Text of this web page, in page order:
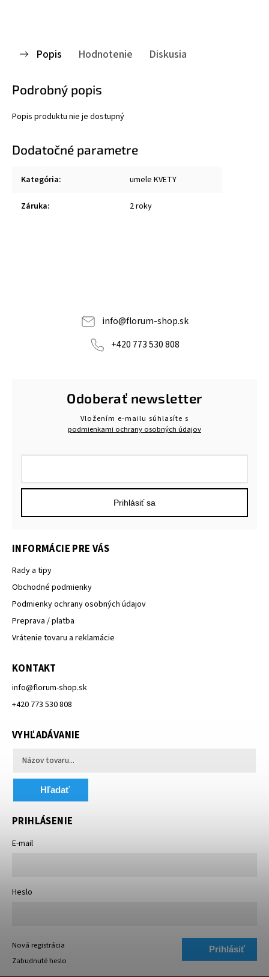
Popis Hodnotenie Diskusia
Podrobný popis
Popis produktu nie je dostupný
Dodatočné parametre
Kategória: umele KVETY
Záruka: 2 roky
info@florum-shop.sk
+420 773 530 808
Odoberať newsletter
Vložením e-mailu súhlasíte s
podmienkami ochrany osobných údajov
Prihlásiť sa
INFORMÁCIE PRE VÁS
Rady a tipy
Obchodné podmienky
Podmienky ochrany osobných údajov
Preprava / platba
Vrátenie tovaru a reklamácie
KONTAKT
info@florum-shop.sk
+420 773 530 808
VYHĽADÁVANIE
Hľadať
PRIHLÁSENIE
E-mail
Heslo
Prihlásiť
Nová registrácia
Zabudnuté heslo